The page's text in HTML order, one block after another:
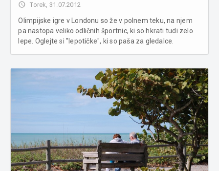
access_time Torek, 31.07.2012
Olimpijske igre v Londonu so že v polnem teku, na njem
pa nastopa veliko odličnih športnic, ki so hkrati tudi zelo
lepe. Oglejte si "lepotičke", ki so paša za gledalce.